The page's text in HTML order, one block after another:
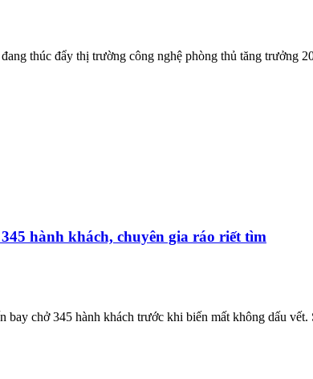
thúc đẩy thị trường công nghệ phòng thủ tăng trưởng
hành khách, chuyên gia ráo riết tìm
chở 345 hành khách trước khi biến mất không dấu